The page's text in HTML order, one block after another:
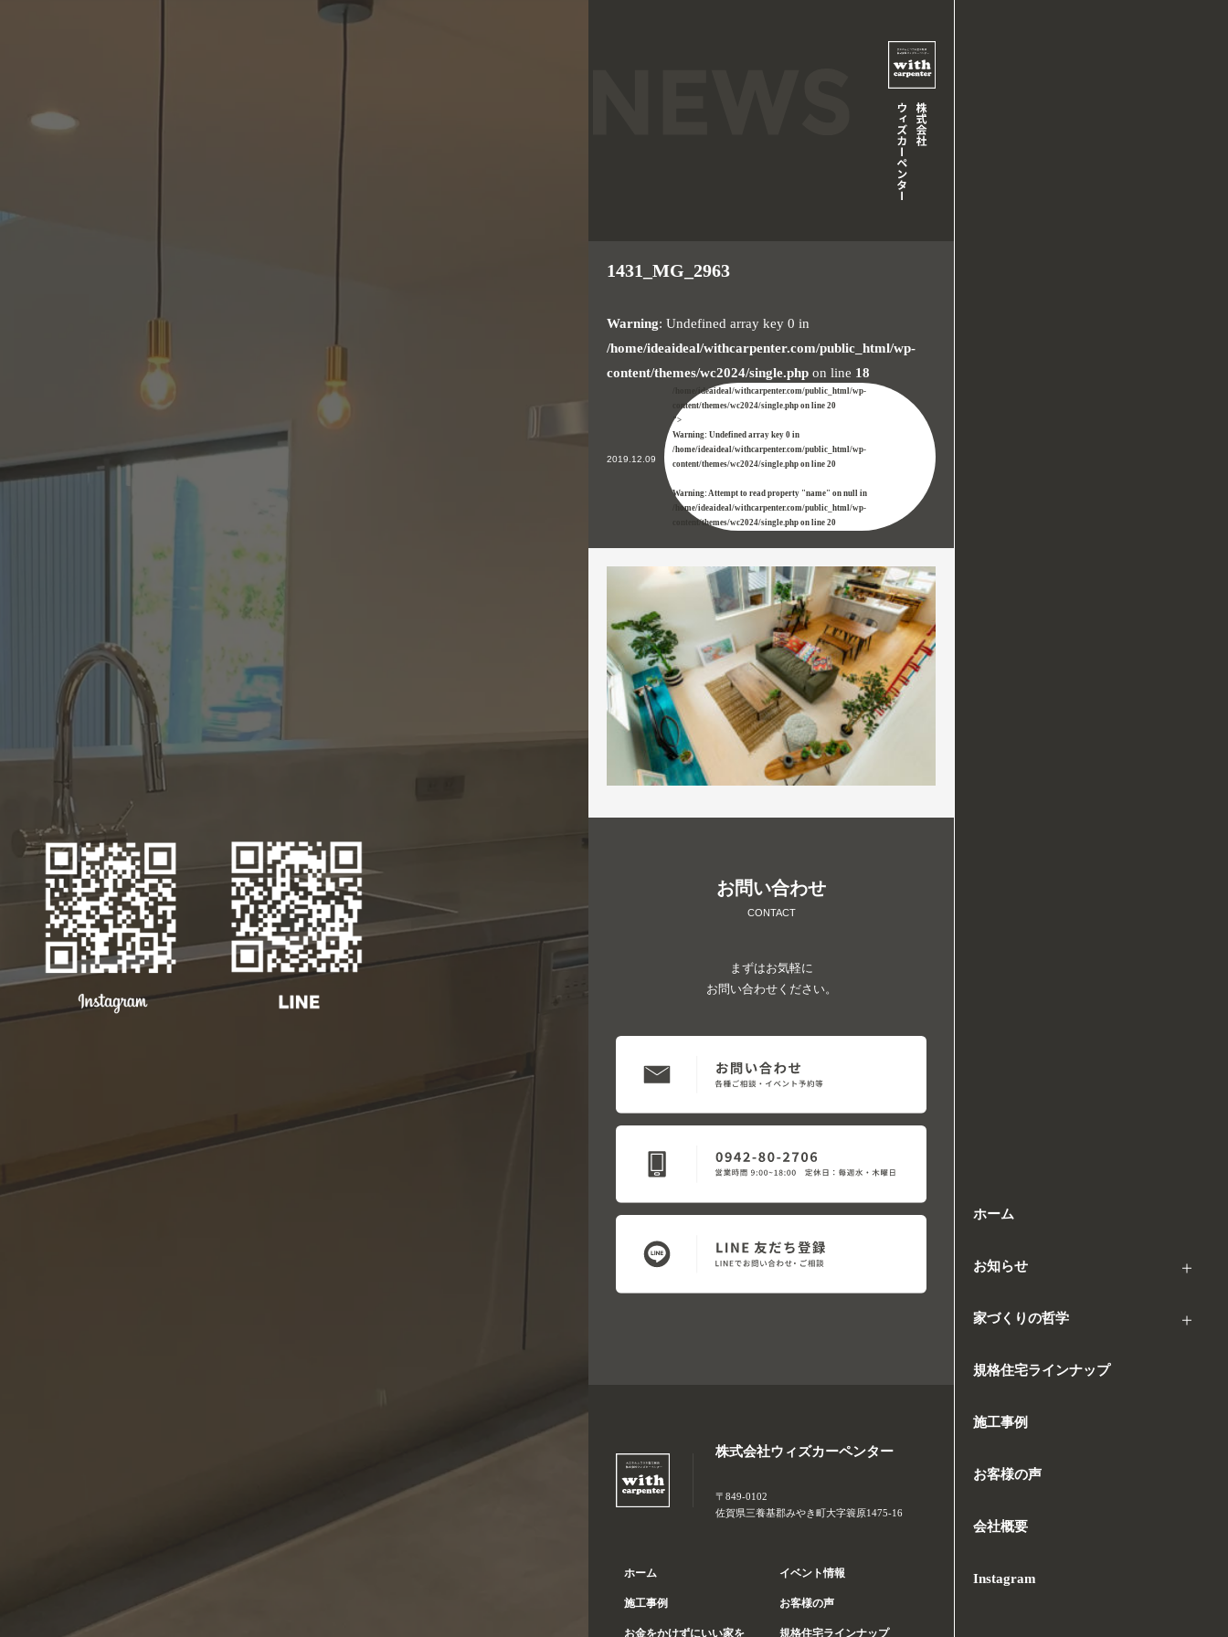
ホーム
お知らせ
家づくりの哲学
規格住宅ラインナップ
施工事例
お客様の声
会社概要
Instagram
1431_MG_2963
Warning: Undefined array key 0 in
/home/ideaideal/withcarpenter.com/public_html/wp-
content/themes/wc2024/single.php on line 18
2019.12.09
/home/ideaideal/withcarpenter.com/public_html/wp-
content/themes/wc2024/single.php on line20
">
Warning: Undefined array key 0 in
/home/ideaideal/withcarpenter.com/public_html/wp-
content/themes/wc2024/single.php on line20
Warning: Attempt to read property "name" on null in
/home/ideaideal/withcarpenter.com/public_html/wp-
content/themes/wc2024/single.php on line20
お問い合わせ
CONTACT
まずはお気軽に
お問い合わせください。
株式会社ウィズカーペンター
〒849-0102
佐賀県三養基郡みやき町大字簑原1475-16
ホーム
施工事例
お金をかけずにいい家を
イベント情報
お客様の声
規格住宅ラインナップ